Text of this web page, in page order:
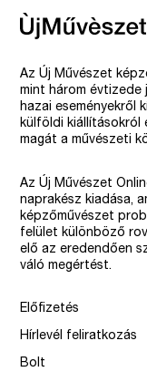
Az Új Művészet
mint három évtizede
hazai eseményekről
külföldi kiállításokról
magát a művészeti
Az Új Művészet
naprakész kiadása,
képzőművészet
felület különböző
elő az eredendően
váló megértést.
Előfizetés
Hírlevél feliratkozás
Bolt